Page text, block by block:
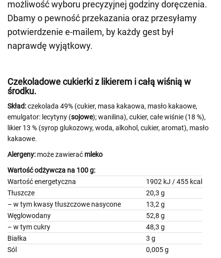
możliwość wyboru precyzyjnej godziny doręczenia.
Dbamy o pewność przekazania oraz przesyłamy
potwierdzenie e-mailem, by każdy gest był
naprawdę wyjątkowy.
Czekoladowe cukierki z likierem i całą wiśnią w
środku.
Skład:czekolada 49% (cukier, masa kakaowa, masło kakaowe,
emulgator: lecytyny (sojowe); wanilina), cukier, całe wiśnie (18 %),
likier 13 % (syrop glukozowy, woda, alkohol, cukier, aromat), masło
kakaowe.
Alergeny: może zawierać mleko
Wartość odżywcza na 100 g:
Wartość energetyczna
1902 kJ / 455 kcal
Tłuszcze
20,3 g
– w tym kwasy tłuszczowe nasycone 13,2 g
Węglowodany
52,8 g
– w tym cukry
48,3 g
Białka
3 g
Sól
0,005 g